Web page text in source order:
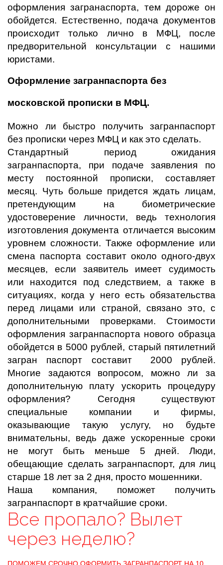
оформления загранаспорта, тем дороже он
обойдется. Естественно, подача документов
происходит только лично в МФЦ, после
предворительной консультации с нашими
юристами.
Оформление загранпаспорта без
московской прописки в МФЦ.
Можно ли быстро получить загранпаспорт
без прописки через МФЦ и как это сделать.
Стандартный период ожидания
загранпаспорта, при подаче заявления по
месту постоянной прописки, составляет
месяц. Чуть больше придется ждать лицам,
претендующим на биометрические
удостоверение личности, ведь технология
изготовления документа отличается высоким
уровнем сложности. Также оформление или
смена паспорта составит около одного-двух
месяцев, если заявитель имеет судимость
или находится под следствием, а также в
ситуациях, когда у него есть обязательства
перед лицами или страной, связано это, с
дополнительными проверками. Стоимости
оформления загранпаспорта нового образца
обойдется в 5000 рублей, старый пятилетний
загран паспорт составит 2000 рублей.
Многие задаются вопросом, можно ли за
дополнительную плату ускорить процедуру
оформления? Сегодня существуют
специальные компании и фирмы,
оказывающие такую услугу, но будьте
внимательны, ведь даже ускоренные сроки
не могут быть меньше 5 дней. Люди,
обещающие сделать загранпаспорт, для лиц
старше 18 лет за 2 дня, просто мошенники.
Наша компания, поможет получить
загранпаспорт в кратчайшие сроки.
Все пропало? Вылет
через неделю?